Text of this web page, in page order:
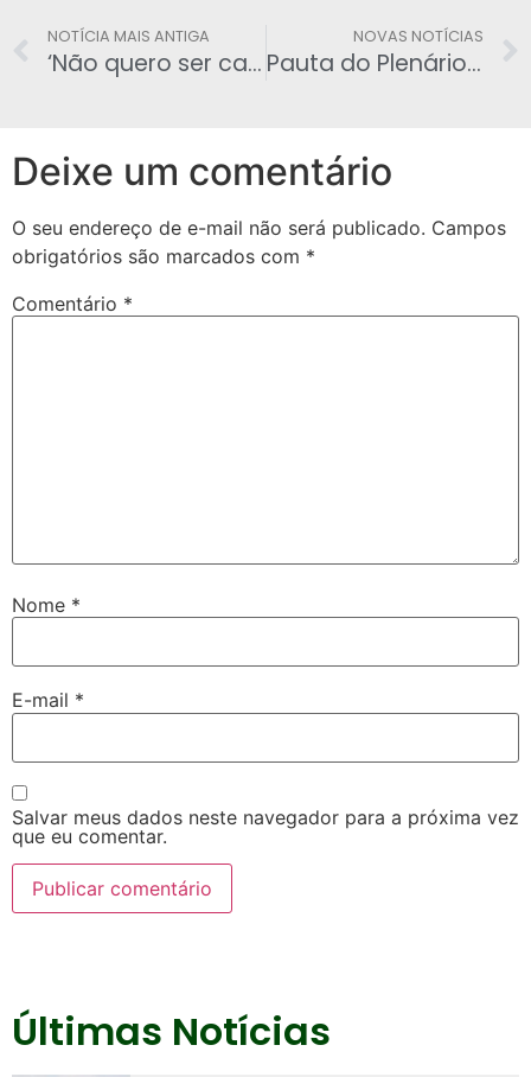
NOTÍCIA MAIS ANTIGA
‘Não quero ser candidata a nada’, declara Dilma
NOVAS NOTÍCIAS
Pauta do Plenário tem reforma administrativa, parcerias e reajustes
Deixe um comentário
O seu endereço de e-mail não será publicado. Campos
obrigatórios são marcados com *
Comentário *
Nome *
E-mail *
Salvar meus dados neste navegador para a próxima vez
que eu comentar.
Últimas Notícias